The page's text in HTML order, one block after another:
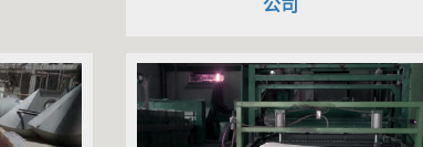
公司